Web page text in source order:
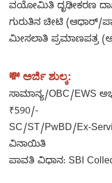
ವಯೋಮಿತಿ ದೃಢೀಕರಣ
ಗುರುತಿನ ಚೀಟಿ (ಆಧಾರ್/
ಮೀಸಲಾತಿ ಪ್ರಮಾಣಪತ್ರ
💸 ಅರ್ಜಿ ಶುಲ್ಕ:
ಸಾಮಾನ್ಯ/OBC/EWS
₹590/-
SC/ST/PwBD/Ex-
ವಿನಾಯಿತಿ
ಪಾವತಿ ವಿಧಾನ: SBI